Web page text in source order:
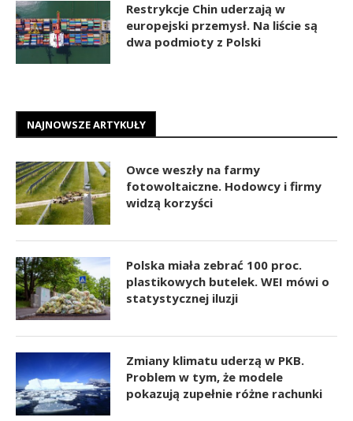
Restrykcje Chin uderzają w
europejski przemysł. Na liście są
dwa podmioty z Polski
NAJNOWSZE ARTYKUŁY
Owce weszły na farmy
fotowoltaiczne. Hodowcy i firmy
widzą korzyści
Polska miała zebrać 100 proc.
plastikowych butelek. WEI mówi o
statystycznej iluzji
Zmiany klimatu uderzą w PKB.
Problem w tym, że modele
pokazują zupełnie różne rachunki